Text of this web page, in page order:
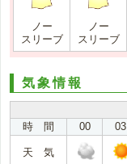
ノー
スリーブ
ノー
スリーブ
気象情報
時 間
00 03
天 気